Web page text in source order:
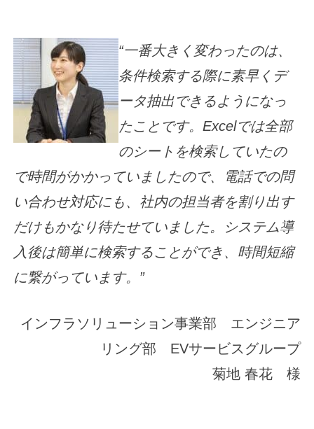
“一番大きく変わったのは、
条件検索する際に素早くデ
ータ抽出できるようになっ
たことです。Excelでは全部
のシートを検索していたの
で時間がかかっていましたので、電話での問
い合わせ対応にも、社内の担当者を割り出す
だけもかなり待たせていました。システム導
入後は簡単に検索することができ、時間短縮
に繋がっています。”
インフラソリューション事業部 エンジニア
リング部 EVサービスグループ
菊地 春花 様